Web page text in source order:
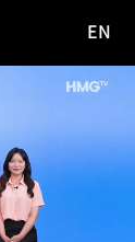
사이
EN